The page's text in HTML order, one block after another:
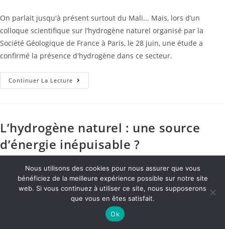
On parlait jusqu'à présent surtout du Mali... Mais, lors d’un
colloque scientifique sur l’hydrogène naturel organisé par la
Société Géologique de France à Paris, le 28 juin, une étude a
confirmé la présence d'hydrogène dans ce secteur.
Continuer La Lecture
L’hydrogène naturel : une source
d’énergie inépuisable ?
Laurent Meillaud
20/07/2020
Autres Applications / hydrogène naturel / Thèmes précis :
technologie
L'hydrogène naturel : une source d'énergie inépuisable ? Dans le
Nous utilisons des cookies pour nous assurer que vous
bénéficiez de la meilleure expérience possible sur notre site
web. Si vous continuez à utiliser ce site, nous supposerons
que vous en êtes satisfait.
Ok